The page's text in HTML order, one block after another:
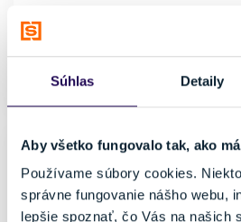
Súhlas Detaily
Aby všetko fungovalo tak, ako
Používame súbory cookies.
správne fungovanie nášho webu,
lepšie spoznať, čo Vás na našich
Veľkosť
Posledný kus skladom
NOVINKA